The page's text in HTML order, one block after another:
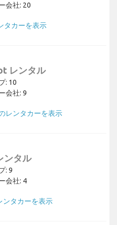
会社: 20
タカーを表示
レンタル
: 10
会社: 9
レンタカーを表示
ンタル
: 9
会社: 4
ンタカーを表示